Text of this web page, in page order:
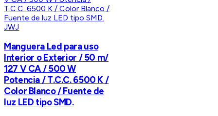
JWJ
Manguera Led para uso
Interior o Exterior / 50 m/
127 V CA / 500 W
Potencia / T.C.C. 6500 K /
Color Blanco / Fuente de
luz LED tipo SMD.